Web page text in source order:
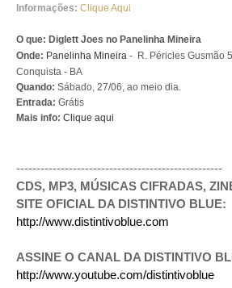
Informações: Clique Aqui
O que: Diglett Joes no Panelinha Mineira
Onde: Panelinha Mineira - R. Péricles Gusmão
Conquista - BA
Quando: Sábado, 27/06, ao meio dia.
Entrada: Grátis
Mais info: Clique aqui
---------------------------------------------------
CDS, MP3, MÚSICAS CIFRADAS,
SITE OFICIAL DA DISTINTIVO BLUE:
http://www.distintivoblue.com
ASSINE O CANAL DA DISTINTIVO
http://www.youtube.com/distintivoblue